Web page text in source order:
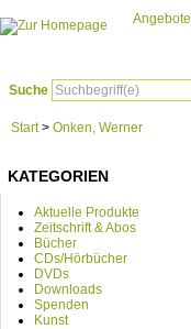
Angebote
Suche
Start> Onken, Werner
KATEGORIEN
Aktuelle Produkte
Zeitschrift & Abos
Bücher
CDs/Hörbücher
DVDs
Downloads
Spenden
Kunst